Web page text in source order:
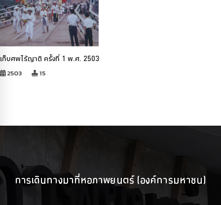
เก็บศพไร้ญาติ ครั้งที่ 1 พ.ศ. 2503
2503 15
การเดินทางมาที่หอภาพยนตร์ (องค์การมหาชน)